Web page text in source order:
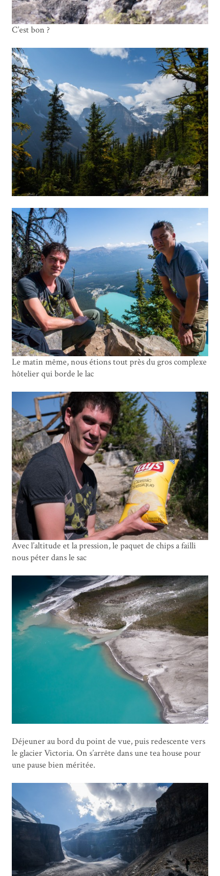
C’est bon ?
Le matin même, nous étions tout près du gros complexe
hôtelier qui borde le lac
Avec l’altitude et la pression, le paquet de chips a failli
nous péter dans le sac
Déjeuner au bord du point de vue, puis redescente vers
le glacier Victoria. On s’arrête dans une tea house pour
une pause bien méritée.